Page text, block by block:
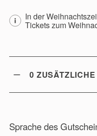
In der
Tickets zum
0
Sprache des